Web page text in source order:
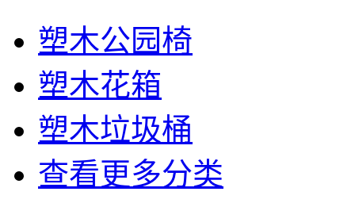
塑木公园椅
塑木花箱
塑木垃圾桶
查看更多分类